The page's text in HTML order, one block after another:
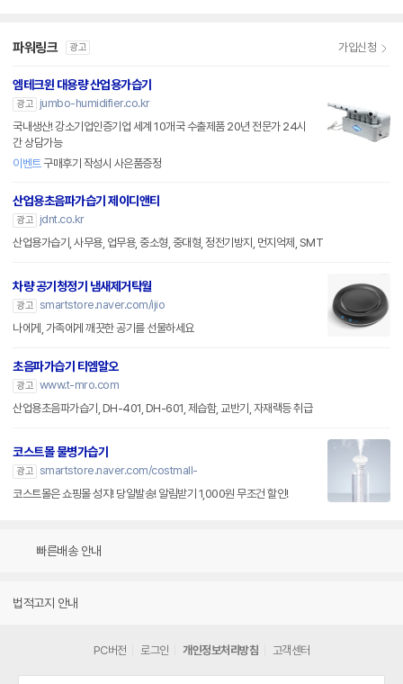
파워링크 광고 가입신청
엠테크윈 대용량 산업용가습기
광고
jumbo-humidifier.co.kr
국내생산! 강소기업인증기업 세계 10개국 수출제품 20년 전문가 24시
간 상담가능
이벤트구매후기 작성시 사은품증정
산업용초음파가습기 제이디앤티
광고
jdnt.co.kr
산업용가습기, 사무용, 업무용, 중소형, 중대형, 정전기방지, 먼지억제, SMT
차량 공기청정기 냄새제거탁월
광고 smartstore.naver.com/ijio
나에게, 가족에게 깨끗한 공기를 선물하세요
초음파가습기 티엠알오
광고 www.t-mro.com
산업용초음파가습기, DH-401, DH-601, 제습함, 교반기, 자재랙등 취급
코스트몰 물병가습기
광고 smartstore.naver.com/costmall-
코스트몰은 쇼핑몰 성지! 당일발송! 알림받기 1,000원 무조건 할인!
빠른배송 안내
법적고지 안내
PC버전 로그인 개인정보처리방침 고객센터